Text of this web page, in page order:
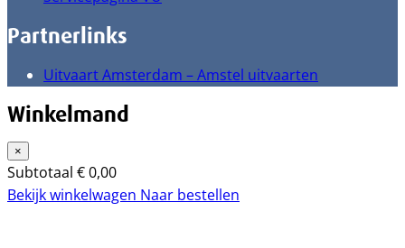
Partnerlinks
Uitvaart Amsterdam – Amstel uitvaarten
Winkelmand
×
Subtotaal €0,00
Bekijk winkelwagen Naar bestellen